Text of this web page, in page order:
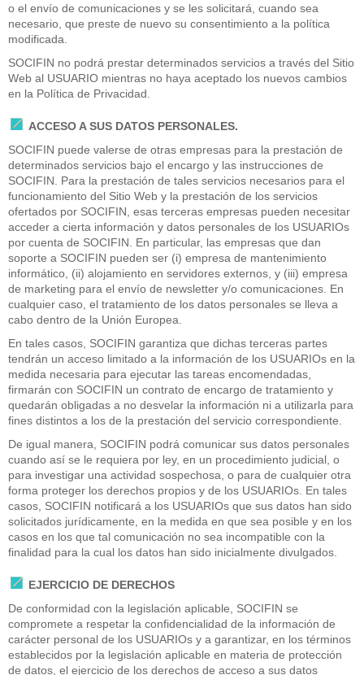
o el envío de comunicaciones y se les solicitará, cuando sea
necesario, que preste de nuevo su consentimiento a la política
modificada.
SOCIFIN no podrá prestar determinados servicios a través del Sitio
Web al USUARIO mientras no haya aceptado los nuevos cambios
en la Política de Privacidad.
ACCESO A SUS DATOS PERSONALES.
SOCIFIN puede valerse de otras empresas para la prestación de
determinados servicios bajo el encargo y las instrucciones de
SOCIFIN. Para la prestación de tales servicios necesarios para el
funcionamiento del Sitio Web y la prestación de los servicios
ofertados por SOCIFIN, esas terceras empresas pueden necesitar
acceder a cierta información y datos personales de los USUARIOs
por cuenta de SOCIFIN. En particular, las empresas que dan
soporte a SOCIFIN pueden ser (i) empresa de mantenimiento
informático, (ii) alojamiento en servidores externos, y (iii) empresa
de marketing para el envío de newsletter y/o comunicaciones. En
cualquier caso, el tratamiento de los datos personales se lleva a
cabo dentro de la Unión Europea.
En tales casos, SOCIFIN garantiza que dichas terceras partes
tendrán un acceso limitado a la información de los USUARIOs en la
medida necesaria para ejecutar las tareas encomendadas,
firmarán con SOCIFIN un contrato de encargo de tratamiento y
quedarán obligadas a no desvelar la información ni a utilizarla para
fines distintos a los de la prestación del servicio correspondiente.
De igual manera, SOCIFIN podrá comunicar sus datos personales
cuando así se le requiera por ley, en un procedimiento judicial, o
para investigar una actividad sospechosa, o para de cualquier otra
forma proteger los derechos propios y de los USUARIOs. En tales
casos, SOCIFIN notificará a los USUARIOs que sus datos han sido
solicitados jurídicamente, en la medida en que sea posible y en los
casos en los que tal comunicación no sea incompatible con la
finalidad para la cual los datos han sido inicialmente divulgados.
EJERCICIO DE DERECHOS
De conformidad con la legislación aplicable, SOCIFIN se
compromete a respetar la confidencialidad de la información de
carácter personal de los USUARIOs y a garantizar, en los términos
establecidos por la legislación aplicable en materia de protección
de datos, el ejercicio de los derechos de acceso a sus datos